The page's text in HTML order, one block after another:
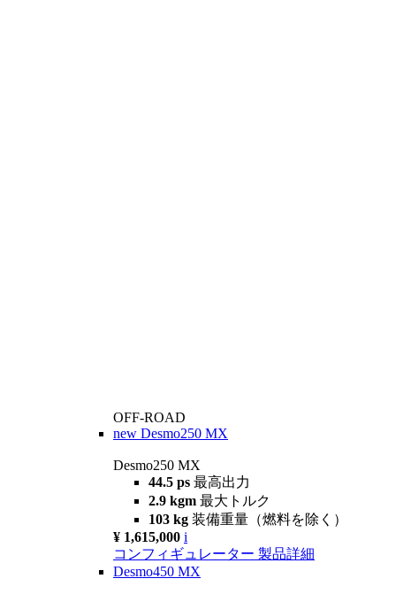
OFF-ROAD
new Desmo250 MX
Desmo250 MX
44.5 ps 最高出力
2.9 kgm 最大トルク
103 kg 装備重量（燃料を除く）
¥ 1,615,000 i
コンフィギュレーター 製品詳細
Desmo450 MX